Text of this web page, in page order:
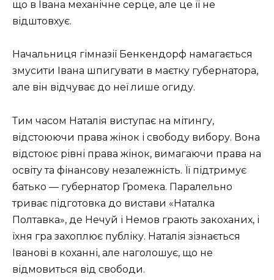
що в Івана механічне серце, але це її не
відштовхує.
Начальниця гімназії Бенкендорф намагається
змусити Івана шпигувати в маєтку губернатора,
але він відчуває до неї лише огиду.
Тим часом Наталія виступає на мітингу,
відстоюючи права жінок і свободу вибору. Вона
відстоює рівні права жінок, вимагаючи права на
освіту та фінансову незалежність. Її підтримує
батько — губернатор Громека. Паралельно
триває підготовка до вистави «Наталка
Полтавка», де Нечуй і Немов грають закоханих, і
їхня гра захоплює публіку. Наталія зізнається
Іванові в коханні, але наголошує, що не
відмовиться від свободи.